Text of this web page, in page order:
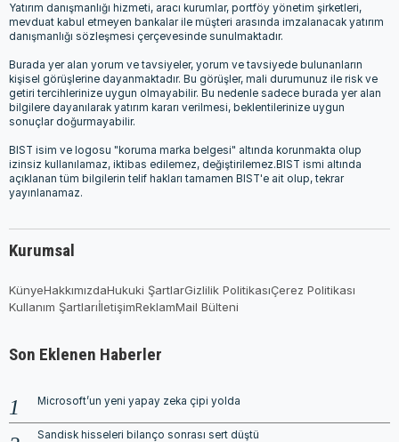
Yatırım danışmanlığı hizmeti, aracı kurumlar, portföy yönetim şirketleri,
mevduat kabul etmeyen bankalar ile müşteri arasında imzalanacak yatırım
danışmanlığı sözleşmesi çerçevesinde sunulmaktadır.
Burada yer alan yorum ve tavsiyeler, yorum ve tavsiyede bulunanların
kişisel görüşlerine dayanmaktadır. Bu görüşler, mali durumunuz ile risk ve
getiri tercihlerinize uygun olmayabilir. Bu nedenle sadece burada yer alan
bilgilere dayanılarak yatırım kararı verilmesi, beklentilerinize uygun
sonuçlar doğurmayabilir.
BIST isim ve logosu "koruma marka belgesi" altında korunmakta olup
izinsiz kullanılamaz, iktibas edilemez, değiştirilemez.BIST ismi altında
açıklanan tüm bilgilerin telif hakları tamamen BIST'e ait olup, tekrar
yayınlanamaz.
Kurumsal
KünyeHakkımızdaHukuki ŞartlarGizlilik PolitikasıÇerez Politikası
Kullanım ŞartlarıİletişimReklamMail Bülteni
Son Eklenen Haberler
Microsoft’un yeni yapay zeka çipi yolda
Sandisk hisseleri bilanço sonrası sert düştü